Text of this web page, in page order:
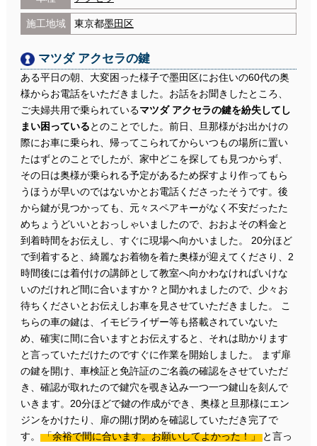
施工地域 東京都墨田区
マツダ アクセラの鍵
ある平日の朝、大変困った様子で墨田区にお住いの60代の奥
様からお電話をいただきました。お話をお聞きしたところ、
ご夫婦共用で乗られているマツダ アクセラの鍵を紛失してし
まい困っているとのことでした。前日、旦那様がお出かけの
際にお車に乗られ、帰ってこられてからいつもの場所に置い
たはずとのことでしたが、家中どこを探しても見つからず、
その日は奥様が乗られる予定があるため探すより作ってもら
うほうが早いのではないかとお電話くださったそうです。後
から鍵が見つかっても、元々スペアキーがなく不安だったた
めちょうどいいとおっしゃいましたので、おおよその料金と
到着時間をお伝えし、すぐに現場へ向かいました。 20分ほど
で到着すると、綺麗なお着物を着た奥様が迎えてくださり、2
時間後には着付けの講師として教室へ向かわなければいけな
いのだけれど間に合いますか？と聞かれましたので、少々お
待ちくださいとお伝えしお車を見させていただきました。 こ
ちらの車の鍵は、イモビライザー等も搭載されていないた
め、確実に間に合いますとお伝えすると、それは助かります
と言っていただけたのですぐに作業を開始しました。 まず扉
の鍵を開け、車検証と免許証のご名義の確認をさせていただ
き、確認が取れたので鍵穴を覗き込み一つ一つ鍵山を刻んで
いきます。20分ほどで鍵の作成ができ、奥様と旦那様にエン
ジンをかけたり、扉の開け閉めを確認していただき完了で
す。
「余裕で間に合います。お願いしてよかった！」と言っ